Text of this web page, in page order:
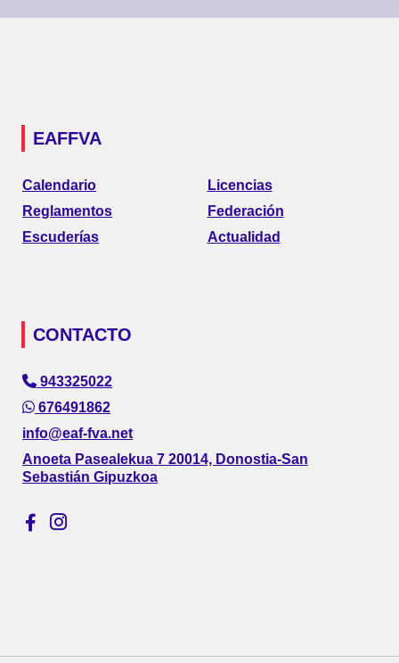
EAFFVA
Calendario
Reglamentos
Escuderías
Licencias
Federación
Actualidad
CONTACTO
943325022
676491862
info@eaf-fva.net
Anoeta Pasealekua 7 20014, Donostia-San
Sebastián Gipuzkoa